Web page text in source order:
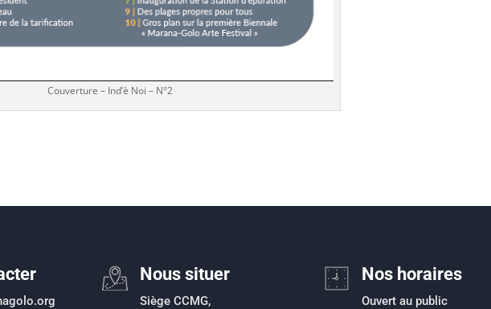
Couverture – Ind’è Noi – N°2
Nous situer
Siège CCMG,
Nos horaires
Ouvert au public